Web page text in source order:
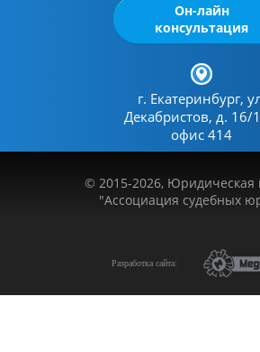
Он-лайн
консультация
г. Екатеринбург,
Декабристов, д. 16/
офис 414
© 2015-2026, Юридическая
"Ассоциация судебных
Разработка сайта: